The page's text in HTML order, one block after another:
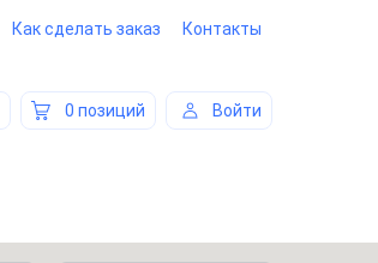
Как сделать заказ Контакты
0 позиций Войти